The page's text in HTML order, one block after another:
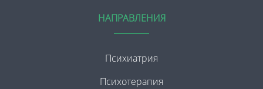
НАПРАВЛЕНИЯ
Психиатрия
Психотерапия